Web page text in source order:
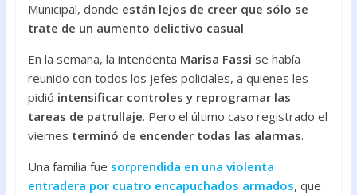
Municipal, donde están lejos de creer que sólo se
trate de un aumento delictivo casual.
En la semana, la intendenta Marisa Fassi se había
reunido con todos los jefes policiales, a quienes les
pidió intensificar controles y reprogramar las
tareas de patrullaje. Pero el último caso registrado el
viernes terminó de encender todas las alarmas.
Una familia fue sorprendida en una violenta
entradera por cuatro encapuchados armados, que